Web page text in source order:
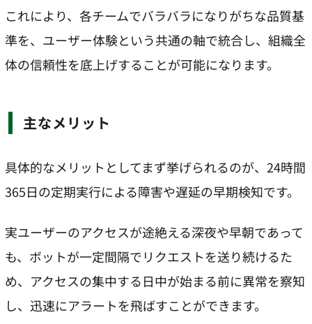
これにより、各チームでバラバラになりがちな品質基
準を、ユーザー体験という共通の軸で統合し、組織全
体の信頼性を底上げすることが可能になります。
主なメリット
具体的なメリットとしてまず挙げられるのが、24時間
365日の定期実行による障害や遅延の早期検知です。
実ユーザーのアクセスが途絶える深夜や早朝であって
も、ボットが一定間隔でリクエストを送り続けるた
め、アクセスの集中する日中が始まる前に異常を察知
し、迅速にアラートを飛ばすことができます。